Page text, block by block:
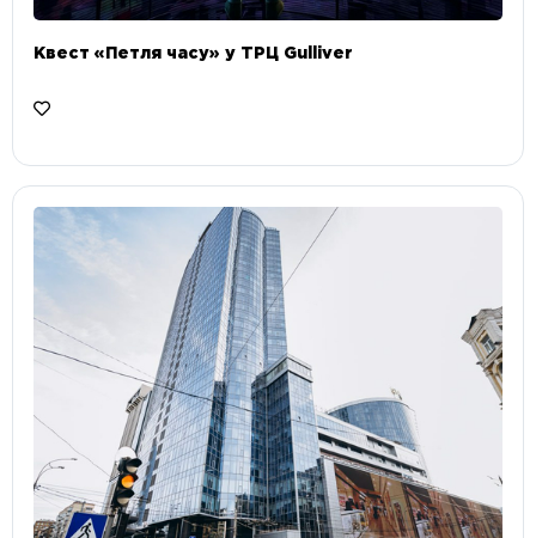
Квест «Петля часу» у ТРЦ Gulliver